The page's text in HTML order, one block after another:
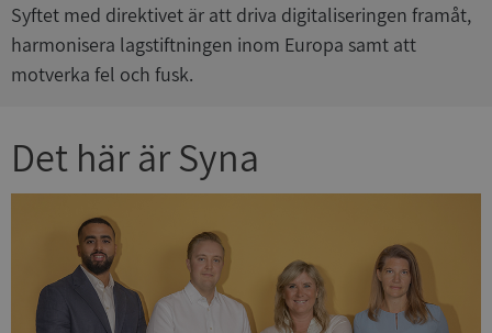
Syftet med direktivet är att driva digitaliseringen framåt,
harmonisera lagstiftningen inom Europa samt att
motverka fel och fusk.
Det här är Syna